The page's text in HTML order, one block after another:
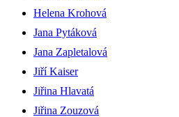
Helena Krohová
Jana Pytáková
Jana Zapletalová
Jiří Kaiser
Jiřina Hlavatá
Jiřina Zouzová